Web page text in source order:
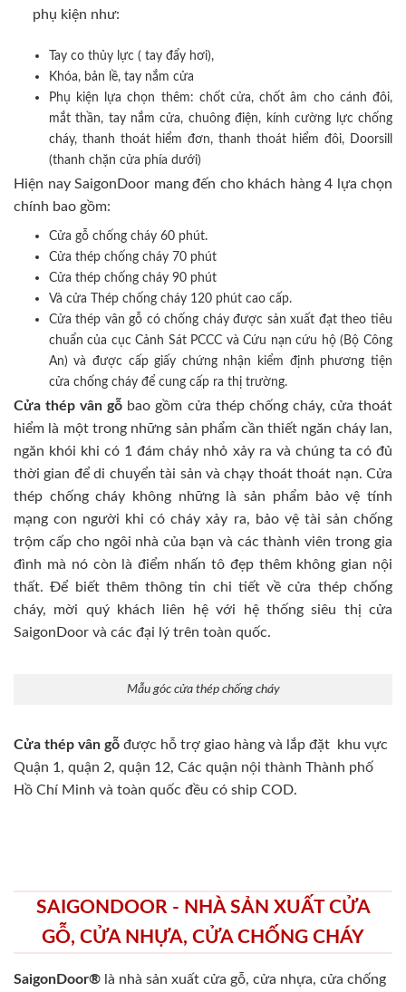
phụ kiện như:
Tay co thủy lực ( tay đẩy hơi),
Khóa, bản lề, tay nắm cửa
Phụ kiện lựa chọn thêm: chốt cửa, chốt âm cho cánh đôi,
mắt thần, tay nắm cửa, chuông điện, kính cường lực chống
cháy, thanh thoát hiểm đơn, thanh thoát hiểm đôi, Doorsill
(thanh chặn cửa phía dưới)
Hiện nay SaigonDoor mang đến cho khách hàng 4 lựa chọn
chính bao gồm:
Cửa gỗ chống cháy 60 phút.
Cửa thép chống cháy 70 phút
Cửa thép chống cháy 90 phút
Và cửa Thép chống cháy 120 phút cao cấp.
Cửa thép vân gỗ có chống cháy được sản xuất đạt theo tiêu
chuẩn của cục Cảnh Sát PCCC và Cứu nạn cứu hộ (Bộ Công
An) và được cấp giấy chứng nhận kiểm định phương tiện
cửa chống cháy để cung cấp ra thị trường.
Cửa thép vân gỗ bao gồm cửa thép chống cháy, cửa thoát
hiểm là một trong những sản phẩm cần thiết ngăn cháy lan,
ngăn khói khi có 1 đám cháy nhỏ xảy ra và chúng ta có đủ
thời gian để di chuyển tài sản và chạy thoát thoát nạn. Cửa
thép chống cháy không những là sản phẩm bảo vệ tính
mạng con người khi có cháy xảy ra, bảo vệ tài sản chống
trộm cấp cho ngôi nhà của bạn và các thành viên trong gia
đình mà nó còn là điểm nhấn tô đẹp thêm không gian nội
thất. Để biết thêm thông tin chi tiết về cửa thép chống
cháy, mời quý khách liên hệ với hệ thống siêu thị cửa
SaigonDoor và các đại lý trên toàn quốc.
Mẫu góc cửa thép chống cháy
Cửa thép vân gỗ được hỗ trợ giao hàng và lắp đặt khu vực
Quận 1, quận 2, quận 12, Các quận nội thành Thành phố
Hồ Chí Minh và toàn quốc đều có ship COD.
SAIGONDOOR - NHÀ SẢN XUẤT CỬA
GỖ, CỬA NHỰA, CỬA CHỐNG CHÁY
SaigonDoor® là nhà sản xuất cửa gỗ, cửa nhựa, cửa chống